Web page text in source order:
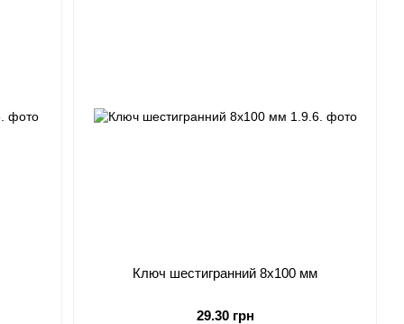
Ключ шестигранний 8х100 мм
29.30 грн